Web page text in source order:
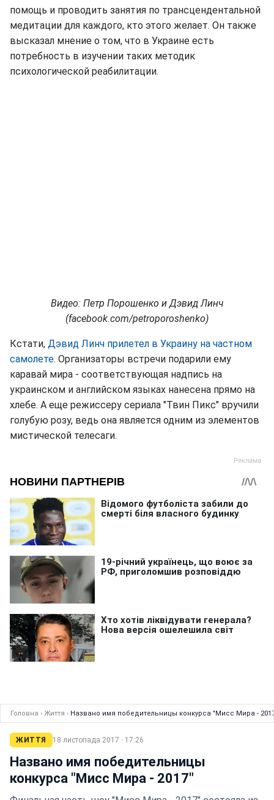
помощь и проводить занятия по трансцендентальной
медитации для каждого, кто этого желает. Он также
высказал мнение о том, что в Украине есть
потребность в изучении таких методик
психологической реабилитации.
Видео: Петр Порошенко и Дэвид Линч
(facebook.com/petroporoshenko)
Кстати, Дэвид Линч прилетел в Украину на частном
самолете. Организаторы встречи подарили ему
каравай мира - соответствующая надпись на
украинском и английском языках нанесена прямо на
хлебе. А еще режиссеру сериала "Твин Пикс" вручили
голубую розу, ведь она является одним из элементов
мистической телесаги.
Головна › Життя › Названо имя победительницы конкурса "Мисс Мира -
ЖИТТЯ 18 листопада 2017 · 17:26
Названо имя победительницы
конкурса "Мисс Мира - 2017"